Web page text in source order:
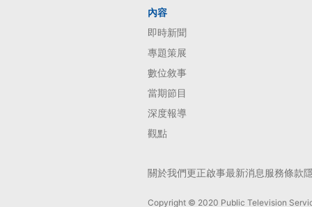
內容
即時新聞
專題策展
數位敘事
當期節目
深度報導
觀點
關於我們更正啟事最新消息服務條款
Copyright © 2020 Public Television